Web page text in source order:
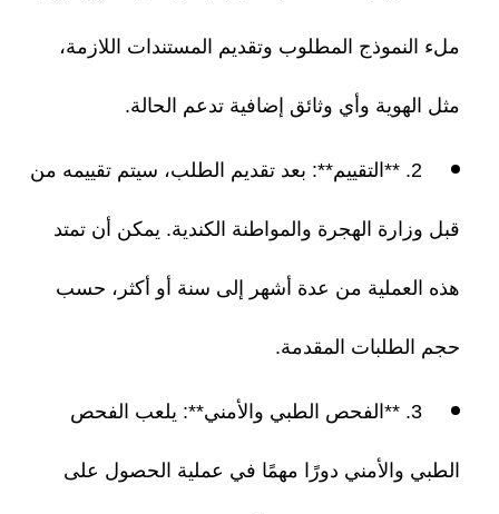
ملء النموذج المطلوب وتقديم المستندات اللازمة،
مثل الهوية وأي وثائق إضافية تدعم الحالة.
2. **التقييم**: بعد تقديم الطلب، سيتم تقييمه من
قبل وزارة الهجرة والمواطنة الكندية. يمكن أن تمتد
هذه العملية من عدة أشهر إلى سنة أو أكثر، حسب
حجم الطلبات المقدمة.
3. **الفحص الطبي والأمني**: يلعب الفحص
الطبي والأمني دورًا مهمًا في عملية الحصول على